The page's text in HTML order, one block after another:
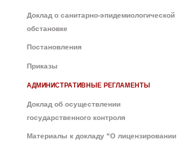
Доклад о санитарно-эпидемиологической
обстановке
Постановления
Приказы
АДМИНИСТРАТИВНЫЕ РЕГЛАМЕНТЫ
Доклад об осуществлении
государственного контроля
Материалы к докладу "О лицензировании